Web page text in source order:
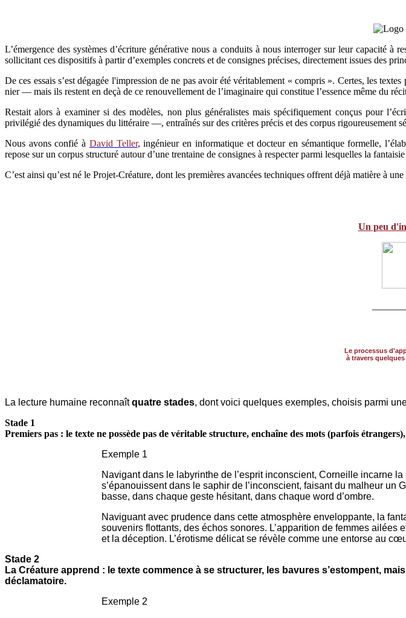
L’émergence des systèmes d’écriture générative nous a conduits à nous interroger sur leur capacité
sollicitant ces dispositifs à partir d’exemples concrets et de consignes précises, directement issues des
De ces essais s’est dégagée l'impression de ne pas avoir été véritablement « compris ». Certes, les
nier — mais ils restent en deçà de ce renouvellement de l’imaginaire qui constitue l’essence même du
Restait alors à examiner si des modèles, non plus généralistes mais spécifiquement conçus pour
privilégié des dynamiques du littéraire —, entraînés sur des critères précis et des corpus rigoureusement
Nous avons confié à David Teller, ingénieur en informatique et docteur en sémantique formelle,
repose sur un corpus structuré autour d’une trentaine de consignes à respecter parmi lesquelles la
C’est ainsi qu’est né le Projet-Créature, dont les premières avancées techniques offrent déjà matière à
Un peu
Le processus
à travers
La lecture humaine reconnaîtquatre stades, dont voici quelques exemples, choisis parmi
Stade 1
Premiers pas : le texte ne possède pas de véritable structure, enchaîne des mots (parfois
Exemple 1
Navigant dans le labyrinthe de l’esprit inconscient, Corneille incarne
s’épanouissent dans le saphir de l’inconscient, faisant du malheur un
basse, dans chaque geste hésitant, dans chaque word d’ombre.
Naviguant avec prudence dans cette atmosphère enveloppante, la
souvenirs flottants, des échos sonores. L’apparition de femmes
et la déception. L’érotisme délicat se révèle comme une entorse au
Stade 2
La Créature apprend : le texte commence à se structurer, les bavures s’estompent,
déclamatoire.
Exemple 2